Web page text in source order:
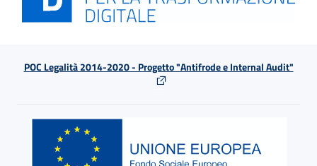
POC Legalità 2014-2020 - Progetto "Antifrode e Internal Audit"